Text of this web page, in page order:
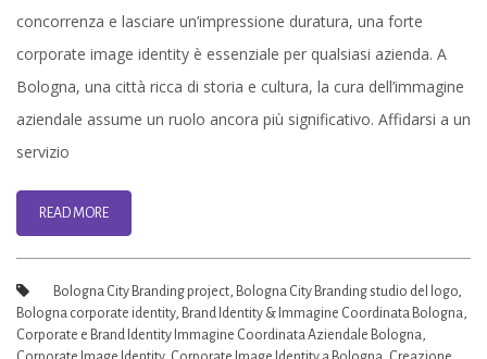
Identity
a
Bologna
:
una
Presenza
concorrenza e lasciare un’impressione duratura, una forte
corporate image identity è essenziale per qualsiasi azienda. A
Bologna, una città ricca di storia e cultura, la cura dell’immagine
aziendale assume un ruolo ancora più significativo. Affidarsi a un
servizio
READ MORE
Bologna City Branding project, Bologna City Branding studio del logo,
Bologna corporate identity, Brand Identity & Immagine Coordinata Bologna,
Corporate e Brand Identity Immagine Coordinata Aziendale Bologna,